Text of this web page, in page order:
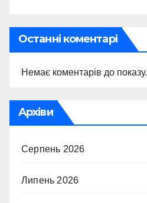
Останні коментарі
Немає коментарів до показу.
Архіви
Серпень 2026
Липень 2026